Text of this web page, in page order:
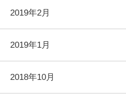
2019年2月
2019年1月
2018年10月